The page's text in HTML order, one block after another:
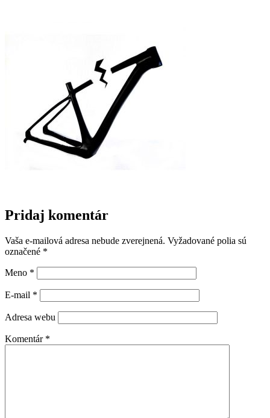
Pridaj komentár
Vaša e-mailová adresa nebude zverejnená. Vyžadované polia sú
označené *
Meno *
E-mail *
Adresa webu
Komentár *